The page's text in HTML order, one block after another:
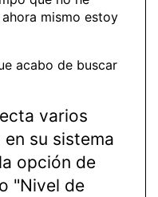
mismo estoy
acabo de buscar
varios
su sistema
opción de
"Nivel de